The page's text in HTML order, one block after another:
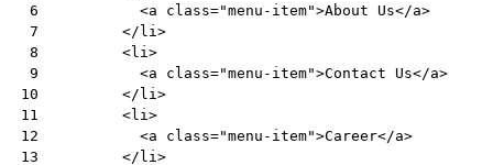
6
7
8
9
10
11
12
13
<a class="menu-item">About Us</a>
</li >
<li >
<a class="menu-item">Contact Us</a>
</li >
<li >
<a class="menu-item">Career</a>
</li >